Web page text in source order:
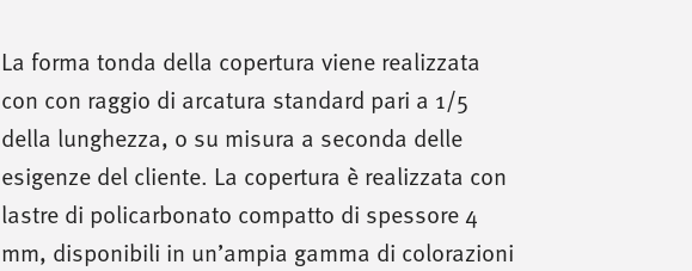
La forma tonda della copertura viene realizzata
con con raggio di arcatura standard pari a 1/5
della lunghezza, o su misura a seconda delle
esigenze del cliente. La copertura è realizzata con
lastre di policarbonato compatto di spessore 4
mm, disponibili in un’ampia gamma di colorazioni